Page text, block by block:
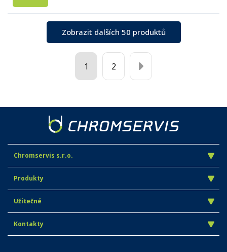
Zobrazit dalších 50 produktů
1 2
Chromservis s.r.o.
Produkty
Užitečné
Kontakty